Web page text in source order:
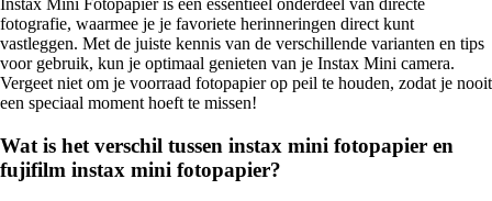
Instax Mini Fotopapier is een essentieel onderdeel van directe
fotografie, waarmee je je favoriete herinneringen direct kunt
vastleggen. Met de juiste kennis van de verschillende varianten en tips
voor gebruik, kun je optimaal genieten van je Instax Mini camera.
Vergeet niet om je voorraad fotopapier op peil te houden, zodat je nooit
een speciaal moment hoeft te missen!
Wat is het verschil tussen instax mini fotopapier en
fujifilm instax mini fotopapier?